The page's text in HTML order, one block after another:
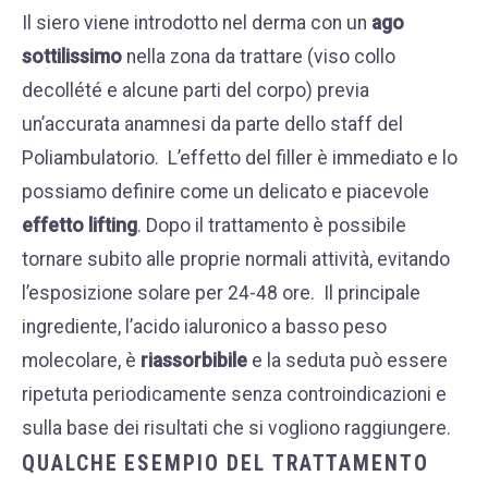
Il siero viene introdotto nel derma con un ago
sottilissimo nella zona da trattare (viso collo
decollété e alcune parti del corpo) previa
un’accurata anamnesi da parte dello staff del
Poliambulatorio. L’effetto del filler è immediato e lo
possiamo definire come un delicato e piacevole
effetto lifting. Dopo il trattamento è possibile
tornare subito alle proprie normali attività, evitando
l’esposizione solare per 24-48 ore. Il principale
ingrediente, l’acido ialuronico a basso peso
molecolare, è riassorbibile e la seduta può essere
ripetuta periodicamente senza controindicazioni e
sulla base dei risultati che si vogliono raggiungere.
QUALCHE ESEMPIO DEL TRATTAMENTO